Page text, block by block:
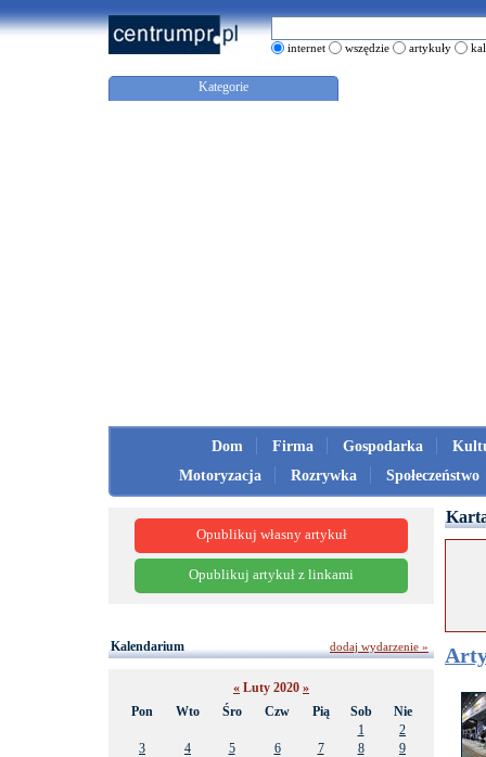
internet wszędzie artykuły
Kategorie
Dom Firma Gospodarka
Motoryzacja
Rozrywka Społeczeństwo
Opublikuj własny artykuł
Opublikuj artykuł z linkami
Kalendarium
« Luty 2020 »
Pon
Wto Śro Czw Pią Sob
Nie
1
2
3
4 5 6 7 8
9
dodaj wydarzenie »